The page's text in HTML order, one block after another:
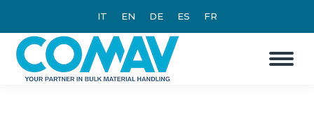
IT EN DE ES FR